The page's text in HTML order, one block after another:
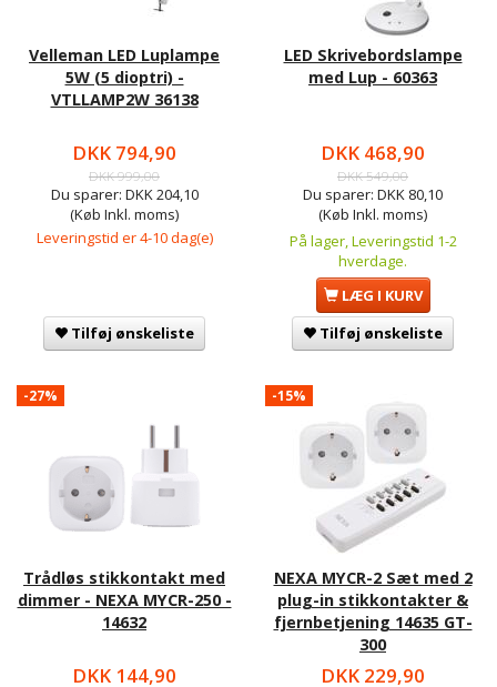
Velleman LED Luplampe
5W (5 dioptri) -
VTLLAMP2W 36138
DKK 794,90
DKK 999,00
Du sparer: DKK 204,10
(Køb Inkl. moms)
Leveringstid er 4-10 dag(e)
Tilføj ønskeliste
LED Skrivebordslampe
med Lup - 60363
DKK 468,90
DKK 549,00
Du sparer: DKK 80,10
(Køb Inkl. moms)
På lager, Leveringstid 1-2
hverdage.
LÆG I KURV
Tilføj ønskeliste
-27%
Trådløs stikkontakt med
dimmer - NEXA MYCR-250 -
14632
DKK 144,90
-15%
NEXA MYCR-2 Sæt med 2
plug-in stikkontakter &
fjernbetjening 14635 GT-
300
DKK 229,90